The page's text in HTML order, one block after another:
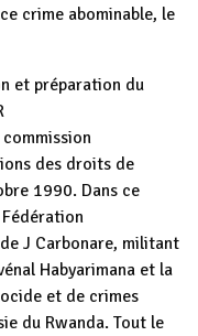
crime abominable, le
et préparation du
commission
des droits de
1990. Dans ce
J Carbonare, militant
Habyarimana et la
et de crimes
du Rwanda. Tout le